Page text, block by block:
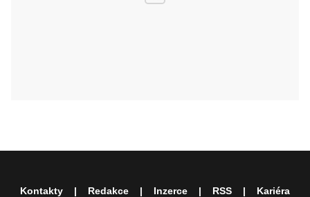
Kontakty Redakce Inzerce RSS Kariéra